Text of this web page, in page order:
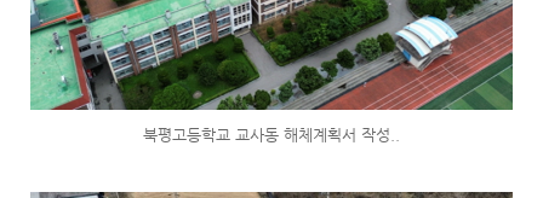
북평고등학교 교사동 해체계획서 작성..